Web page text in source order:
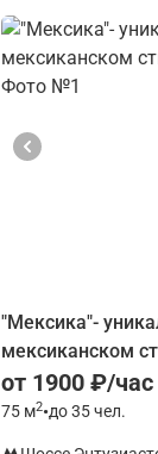
"Мексика"-
мексиканском
от 1900 ₽/час
75 м2•до 35 чел.